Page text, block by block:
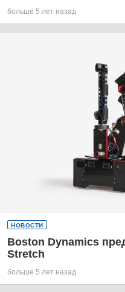
больше 5 лет назад
НОВОСТИ
Boston Dynamics
Stretch
больше 5 лет назад